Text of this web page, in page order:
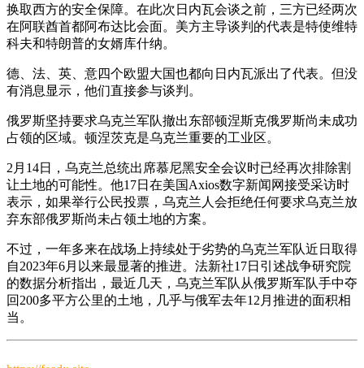
换取西方的安全保障。在此次日内瓦会谈之前，三方已经两次
在阿联酋首都阿布达比会面。美方主导谈判的代表是特使维特
科夫和特朗普的女婿库什纳。
德、法、英、意四个欧盟大国也都向日内瓦派出了代表。但没
有消息显示，他们直接参与谈判。
俄罗斯坚持要求乌克兰军队撤出东部顿涅斯克俄罗斯尚未成功
占领的区域。顿涅茨克是乌克兰重要的工业区。
2月14日，乌克兰总统出席慕尼黑安全会议时已经再次排除割
让土地的可能性。他17日在美国Axios数字新闻网接受采访时
表示，如果举行公民投票，乌克兰人会拒绝任何要求乌克兰放
弃东部俄罗斯尚未占领土地的方案。
不过，一年多来在战场上持续处于劣势的乌克兰军队近日取得
自2023年6月以来最显著的推进。法新社17日引述战争研究院
的数据分析指出，最近几天，乌克兰军队从俄罗斯军队手中夺
回200多平方公里的土地，几乎与俄军去年12月推进的面积相
当。